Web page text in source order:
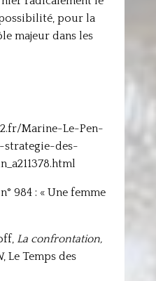
pour la
majeur dans les
Marine-Le-Pen-
des-
984 : « Une femme
La confrontation,
, Le Temps des